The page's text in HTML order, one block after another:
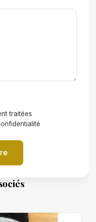
traitées